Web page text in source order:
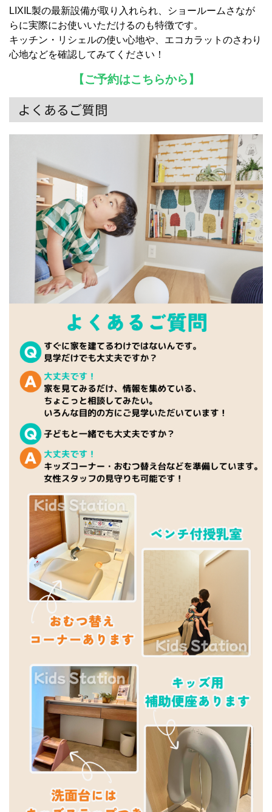
LIXIL製の最新設備が取り入れられ、ショールームさなが
らに実際にお使いいただけるのも特徴です。
キッチン・リシェルの使い心地や、エコカラットのさわり
心地などを確認してみてください！
【ご予約はこちらから】
よくあるご質問